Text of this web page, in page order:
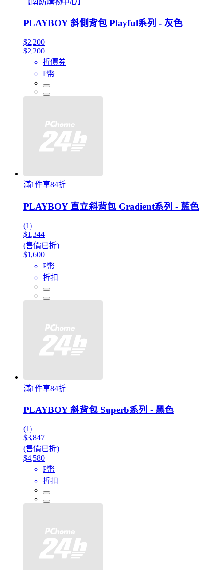
PLAYBOY 斜側背包 Playful系列 - 灰色
$2,200
$2,200
折價券
P幣
滿1件享84折
PLAYBOY 直立斜背包 Gradient系列 - 藍色
(1)
$1,344
(售價已折)
$1,600
P幣
折扣
滿1件享84折
PLAYBOY 斜背包 Superb系列 - 黑色
(1)
$3,847
(售價已折)
$4,580
P幣
折扣